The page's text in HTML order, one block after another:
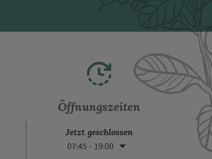
Öffnungszeiten
Jetzt geschlossen
07:45 - 19:00